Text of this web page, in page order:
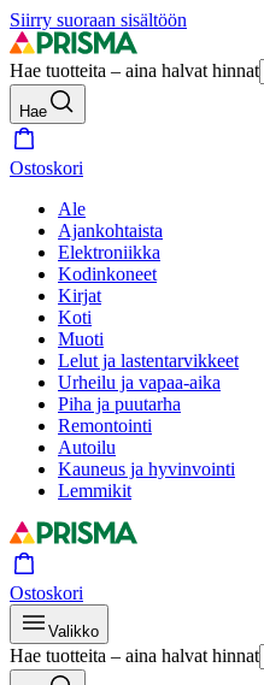
Siirry suoraan sisältöön
Hae tuotteita – aina halvat hinnat
Hae
Ostoskori
Ale
Ajankohtaista
Elektroniikka
Kodinkoneet
Kirjat
Koti
Muoti
Lelut ja lastentarvikkeet
Urheilu ja vapaa-aika
Piha ja puutarha
Remontointi
Autoilu
Kauneus ja hyvinvointi
Lemmikit
Ostoskori
Valikko
Hae tuotteita – aina halvat hinnat